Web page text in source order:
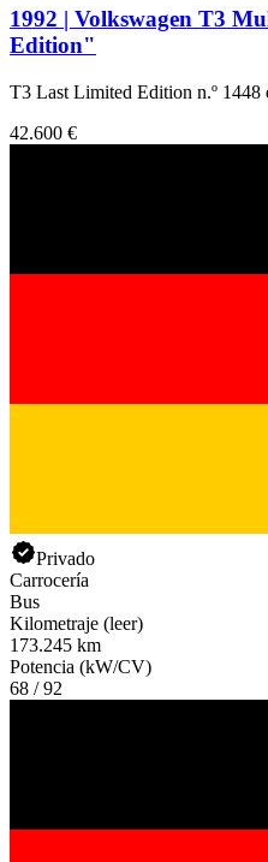
1992 | Volkswagen T3
Edition"
T3 Last Limited Edition n.º 1448
42.600 €
Privado
Carrocería
Bus
Kilometraje (leer)
173.245 km
Potencia (kW/CV)
68 / 92